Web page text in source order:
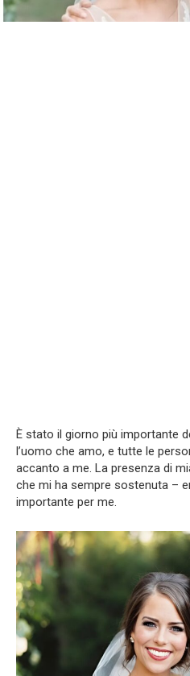
È stato il giorno più importante
l’uomo che amo, e tutte le
accanto a me. La presenza di
che mi ha sempre sostenuta –
importante per me.